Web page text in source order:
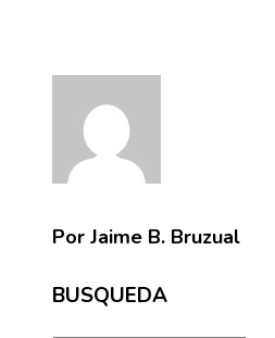
Por Jaime B. Bruzual
BUSQUEDA